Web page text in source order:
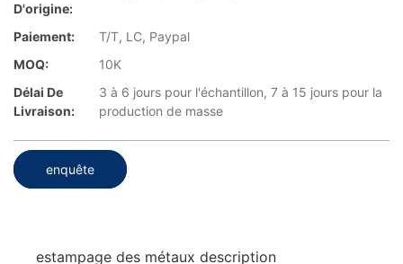
D'origine:
Paiement:
T/T, LC, Paypal
MOQ:
10K
Délai De
Livraison:
3 à 6 jours pour l'échantillon, 7 à 15 jours pour la
production de masse
enquête
estampage des métaux description